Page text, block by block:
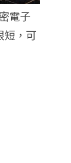
電子
短，可